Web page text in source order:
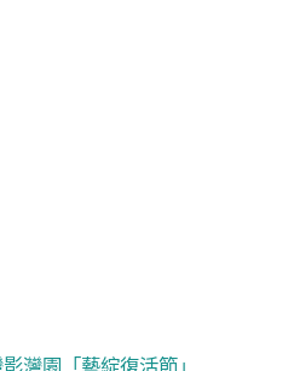
灣園「藝綻復活節」